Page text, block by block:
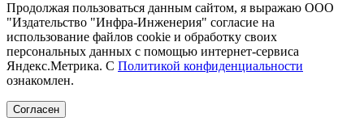
Продолжая пользоваться данным сайтом, я выражаю ООО
"Издательство "Инфра-Инженерия" согласие на
использование файлов cookie и обработку своих
персональных данных с помощью интернет-сервиса
Яндекс.Метрика. С Политикой конфиденциальности
ознакомлен.
Согласен